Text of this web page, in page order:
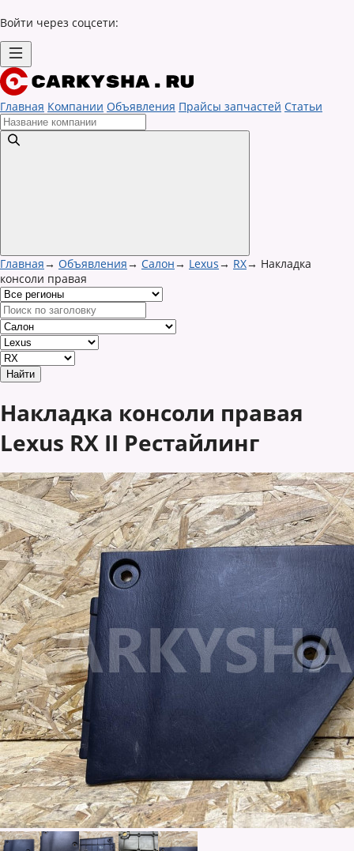
Войти через соцсети:
Главная Компании Объявления Прайсы запчастей Статьи
Главная→ Объявления→ Салон→ Lexus→ RX→ Накладка
консоли правая
Накладка консоли правая
Lexus RX II Рестайлинг